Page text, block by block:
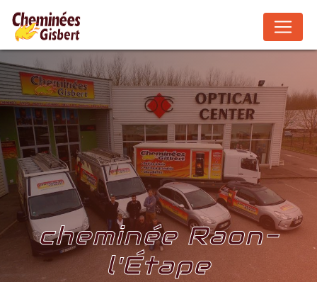
cheminée Raon-
l'Étape